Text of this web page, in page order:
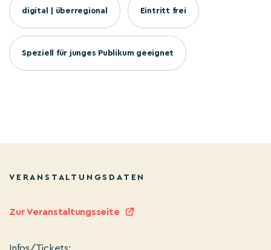
digital | überregional Eintritt frei
Speziell für junges Publikum geeignet
VERANSTALTUNGSDATEN
Zur Veranstaltungsseite
Infos/Tickets: